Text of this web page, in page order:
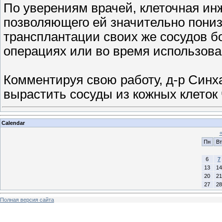
По уверениям врачей, клеточная
позволяющего ей значительно
трансплантации своих же сосудов
операциях или во время
Комментируя свою работу, д-р
вырастить сосуды из кожных
Calendar
«
Пн
Вт
6
7
13
14
20
21
27
28
Полная версия сайта